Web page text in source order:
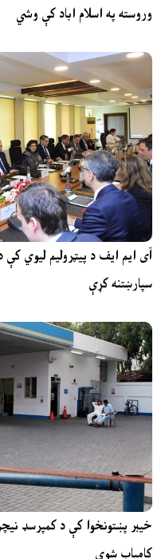
وروسته په اسلام اباد کې وشي
سپارښتنه کړې
خیبر پښتونخوا کې د کمپرسډ
کامیاب شوې